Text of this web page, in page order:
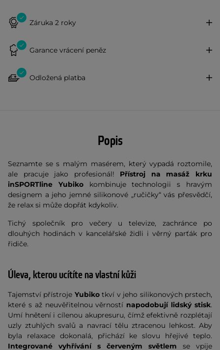
Záruka 2 roky
Garance vrácení peněz
Odložená platba
Popis
Seznamte se s malým masérem, který vypadá roztomile,
ale pracuje jako profesionál! Přístroj na masáž krku
inSPORTline Yubiko kombinuje technologii s hravým
designem a jeho jemné silikonové „ručičky“ vás přesvědčí,
že relax si může dopřát kdykoliv.
Tichý společník pro večery u televize, zachránce po
dlouhých hodinách v kancelářské židli i věrný parťák pro
řidiče.
Úleva, kterou ucítíte na vlastní kůži
Tajemství přístroje Yubikotkví v jeho silikonových prstech,
které s až neuvěřitelnou věrností napodobují lidský stisk.
Umí hnětení i cílenou akupresuru, čímž efektivně rozplétají
uzly ztuhlých svalů a navrací tělu ztracenou lehkost. Aby
byla relaxace dokonalá, přichází ke slovu hřejivé teplo.
Integrované vyhřívání s červeným světlem se vpije